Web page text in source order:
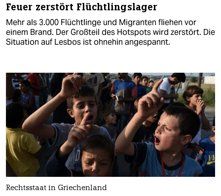
Feuer zerstört Flüchtlingslager
Mehr als 3.000 Flüchtlinge und Migranten fliehen vor
einem Brand. Der Großteil des Hotspots wird zerstört. Die
Situation auf Lesbos ist ohnehin angespannt.
Rechtsstaat in Griechenland